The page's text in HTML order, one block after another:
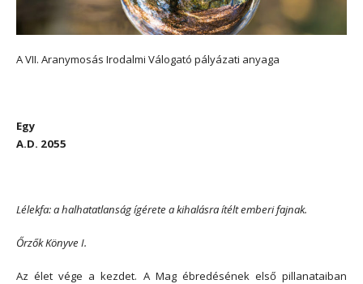
A VII. Aranymosás Irodalmi Válogató pályázati anyaga
Egy
A.D. 2055
Lélekfa: a halhatatlanság ígérete a kihalásra ítélt emberi fajnak.
Őrzők Könyve I.
Az élet vége a kezdet. A Mag ébredésének első pillanataiban